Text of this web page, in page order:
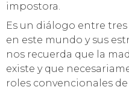
impostora.
Es un diálogo entre
en este mundo y sus
nos recuerda que la
existe y que
roles convencionales